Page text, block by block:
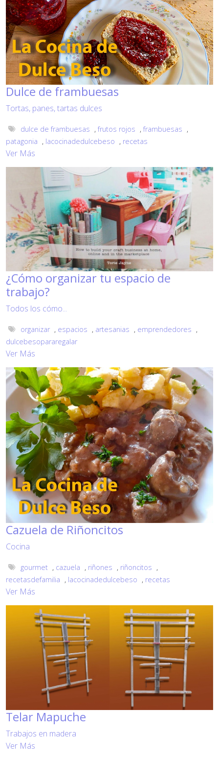
Dulce de frambuesas
Tortas, panes, tartas dulces
dulce de frambuesas , frutos rojos , frambuesas ,
patagonia , lacocinadedulcebeso , recetas
Ver Más
¿Cómo organizar tu espacio de
trabajo?
Todos los cómo...
organizar , espacios , artesanias , emprendedores ,
dulcebesopararegalar
Ver Más
Cazuela de Riñoncitos
Cocina
gourmet , cazuela , riñones , riñoncitos ,
recetasdefamilia , lacocinadedulcebeso , recetas
Ver Más
Telar Mapuche
Trabajos en madera
Ver Más